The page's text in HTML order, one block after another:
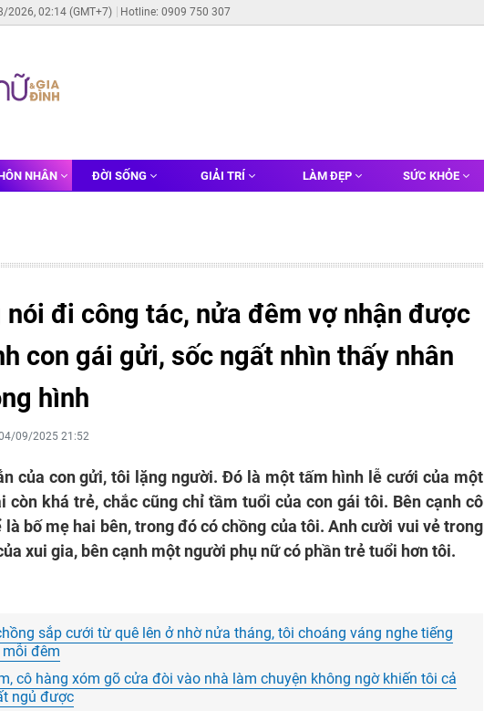
2026, 02:14 (GMT+7) Hotline: 0909 750 307
NHÂN ĐỜI SỐNG GIẢI TRÍ LÀM ĐẸP SỨC KHỎE
nói đi công tác, nửa đêm vợ nhận được
con gái gửi, sốc ngất nhìn thấy nhân
hình
09/2025 21:52
của con gửi, tôi lặng người. Đó là một tấm hình lễ cưới của một
còn khá trẻ, chắc cũng chỉ tầm tuổi của con gái tôi. Bên cạnh cô
là bố mẹ hai bên, trong đó có chồng của tôi. Anh cười vui vẻ trong
xui gia, bên cạnh một người phụ nữ có phần trẻ tuổi hơn tôi.
sắp cưới từ quê lên ở nhờ nửa tháng, tôi choáng váng nghe tiếng
đêm
cô hàng xóm gõ cửa đòi vào nhà làm chuyện không ngờ khiến tôi cả
ngủ được